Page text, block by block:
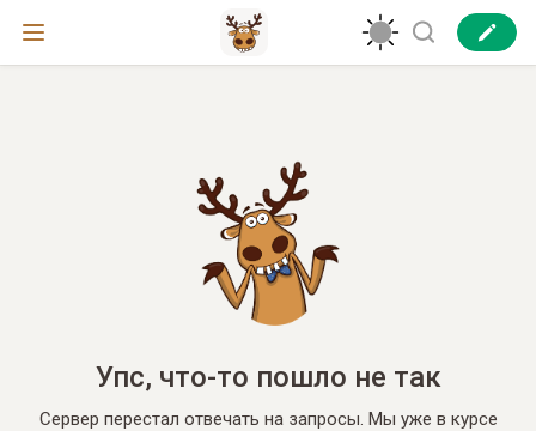
Упс, что-то пошло не так
Сервер перестал отвечать на запросы. Мы уже в курсе